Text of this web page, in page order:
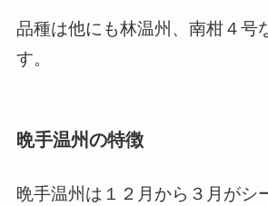
品種は他にも林温州、南柑４号
す。
晩手温州の特徴
晩手温州は１２月から３月がシ